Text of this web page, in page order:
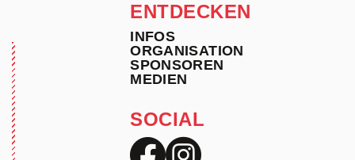
ENTDECKEN
INFOS
ORGANISATION
SPONSOREN
MEDIEN
SOCIAL